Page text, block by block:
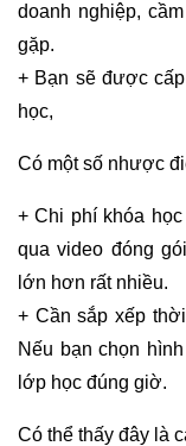
doanh nghiệp,
gặp.
+ Bạn sẽ được
học,
Có một số nhược
+ Chi phí khóa
qua video đóng
lớn hơn rất nhiều.
+ Cần sắp xếp
Nếu bạn chọn
lớp học đúng giờ.
Có thể thấy đây là